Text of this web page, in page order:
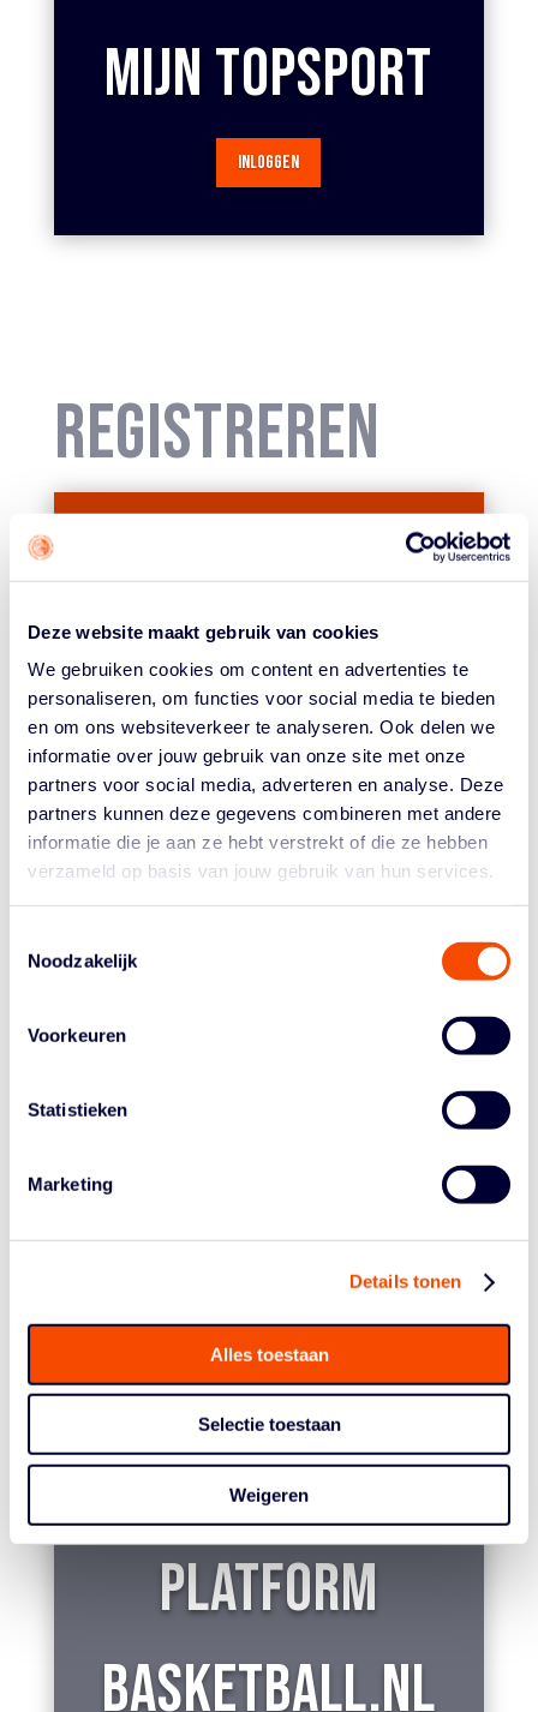
Deze website maakt gebruik van cookies
We gebruiken cookies om content en advertenties te
personaliseren, om functies voor social media te bieden
en om ons websiteverkeer te analyseren. Ook delen we
informatie over jouw gebruik van onze site met onze
partners voor social media, adverteren en analyse. Deze
partners kunnen deze gegevens combineren met andere
informatie die je aan ze hebt verstrekt of die ze hebben
verzameld op basis van jouw gebruik van hun services.
Noodzakelijk
Voorkeuren
Statistieken
Marketing
Details tonen
Alles toestaan
Selectie toestaan
Weigeren
MIJN TOPSPORT
INLOGGEN
REGISTREREN
MIJN
BASKETBALL
REGISTREREN
DOWNLOADEN
BASKETBALL.NL
PLATFORM INFO
PLATFORM
BASKETBALL.NL